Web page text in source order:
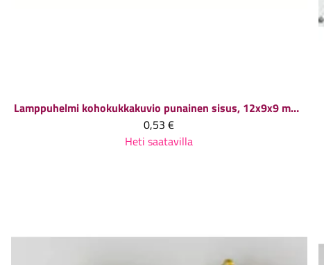
Lamppuhelmi kohokukkakuvio punainen sisus, 12x9x9 mm, 1 kpl
0,53 €
Heti saatavilla